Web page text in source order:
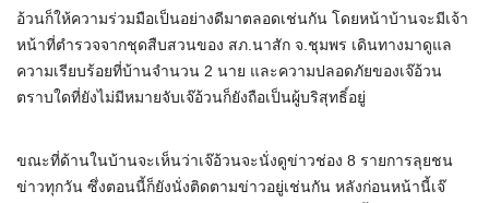
อ้วนก็ให้ความร่วมมือเป็นอย่างดีมาตลอดเช่นกัน โดยหน้าบ้านจะมีเจ้า
หน้าที่ตำรวจจากชุดสืบสวนของ สภ.นาสัก จ.ชุมพร เดินทางมาดูแล
ความเรียบร้อยที่บ้านจำนวน 2 นาย และความปลอดภัยของเจ๊อ้วน
ตราบใดที่ยังไม่มีหมายจับเจ๊อ้วนก็ยังถือเป็นผู้บริสุทธิ์อยู่
ขณะที่ด้านในบ้านจะเห็นว่าเจ๊อ้วนจะนั่งดูข่าวช่อง 8 รายการลุยชน
ข่าวทุกวัน ซึ่งตอนนี้ก็ยังนั่งติดตามข่าวอยู่เช่นกัน หลังก่อนหน้านี้เจ๊